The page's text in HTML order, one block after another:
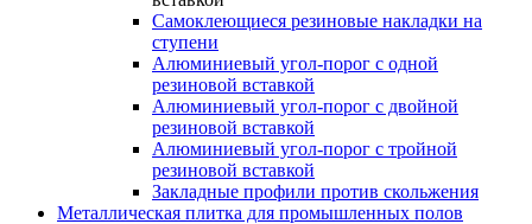
Самоклеющиеся резиновые накладки на
ступени
Алюминиевый угол-порог с одной
резиновой вставкой
Алюминиевый угол-порог с двойной
резиновой вставкой
Алюминиевый угол-порог с тройной
резиновой вставкой
Закладные профили против скольжения
Металлическая плитка для промышленных полов